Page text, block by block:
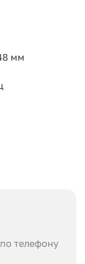
мм
телефону